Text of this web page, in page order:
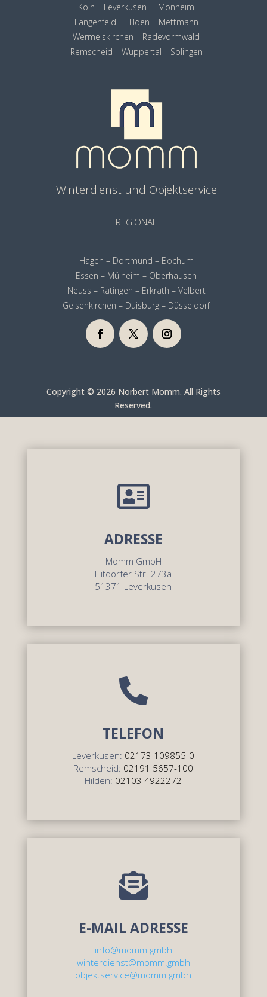
Köln – Leverkusen – Monheim
Langenfeld – Hilden – Mettmann
Wermelskirchen – Radevormwald
Remscheid – Wuppertal – Solingen
Winterdienst und Objektservice
REGIONAL
Hagen – Dortmund – Bochum
Essen – Mülheim – Oberhausen
Neuss – Ratingen – Erkrath – Velbert
Gelsenkirchen – Duisburg – Düsseldorf
Copyright © 2026 Norbert Momm. All Rights
Reserved.

ADRESSE
Momm GmbH
Hitdorfer Str. 273a
51371 Leverkusen

TELEFON
Leverkusen: 02173 109855-0
Remscheid: 02191 5657-100
Hilden: 02103 4922272

E-MAIL ADRESSE
info@momm.gmbh
winterdienst@momm.gmbh
objektservice@momm.gmbh